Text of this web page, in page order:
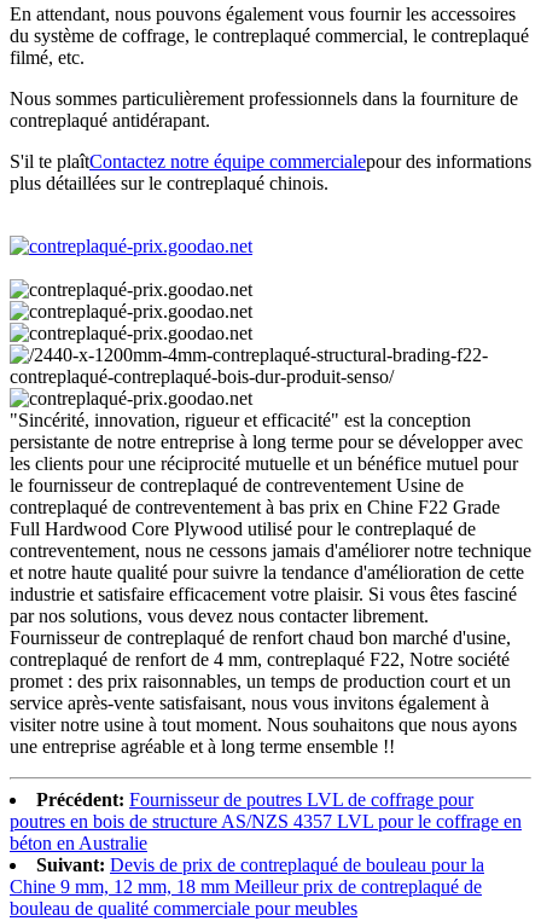
En attendant, nous pouvons également vous fournir les accessoires
du système de coffrage, le contreplaqué commercial, le contreplaqué
filmé, etc.
Nous sommes particulièrement professionnels dans la fourniture de
contreplaqué antidérapant.
S'il te plaîtContactez notre équipe commercialepour des informations
plus détaillées sur le contreplaqué chinois.
"Sincérité, innovation, rigueur et efficacité" est la conception
persistante de notre entreprise à long terme pour se développer avec
les clients pour une réciprocité mutuelle et un bénéfice mutuel pour
le fournisseur de contreplaqué de contreventement Usine de
contreplaqué de contreventement à bas prix en Chine F22 Grade
Full Hardwood Core Plywood utilisé pour le contreplaqué de
contreventement, nous ne cessons jamais d'améliorer notre technique
et notre haute qualité pour suivre la tendance d'amélioration de cette
industrie et satisfaire efficacement votre plaisir. Si vous êtes fasciné
par nos solutions, vous devez nous contacter librement.
Fournisseur de contreplaqué de renfort chaud bon marché d'usine,
contreplaqué de renfort de 4 mm, contreplaqué F22, Notre société
promet : des prix raisonnables, un temps de production court et un
service après-vente satisfaisant, nous vous invitons également à
visiter notre usine à tout moment. Nous souhaitons que nous ayons
une entreprise agréable et à long terme ensemble !!
Précédent: Fournisseur de poutres LVL de coffrage pour
poutres en bois de structure AS/NZS 4357 LVL pour le coffrage en
béton en Australie
Suivant: Devis de prix de contreplaqué de bouleau pour la
Chine 9 mm, 12 mm, 18 mm Meilleur prix de contreplaqué de
bouleau de qualité commerciale pour meubles